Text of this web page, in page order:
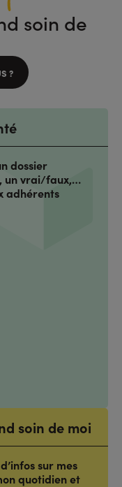
soin de
?
dossier
un vrai/faux,…
adhérents
soin de moi
sur mes
quotidien et